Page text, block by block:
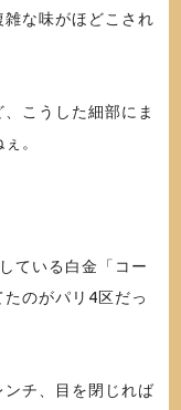
な味がほどこされ
こうした細部にま
。
ている白金「コー
のがパリ4区だっ
チ、目を閉じれば